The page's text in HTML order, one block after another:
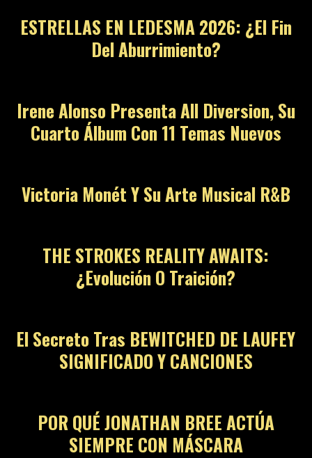
ESTRELLAS EN LEDESMA 2026: ¿El Fin
Del Aburrimiento?
Irene Alonso Presenta All Diversion, Su
Cuarto Álbum Con 11 Temas Nuevos
Victoria Monét Y Su Arte Musical R&B
THE STROKES REALITY AWAITS:
¿Evolución O Traición?
El Secreto Tras BEWITCHED DE LAUFEY
SIGNIFICADO Y CANCIONES
POR QUÉ JONATHAN BREE ACTÚA
SIEMPRE CON MÁSCARA